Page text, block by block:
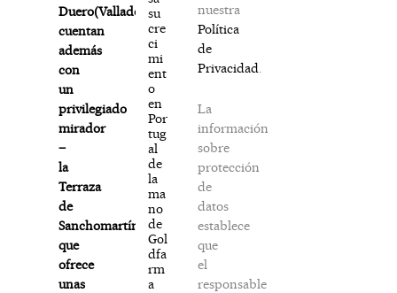
Duero(Valladolid),
cuentan
además
con
un
privilegiado
mirador
–
la
Terraza
de
Sanchomartín–
que
ofrece
unas
su
cre
ci
mi
ent
o
en
Por
tug
al
de
la
ma
no
de
Gol
dfa
rm
a
nuestra
Política
de
Privacidad
La
información
sobre
protección
de
datos
establece
que
el
responsable